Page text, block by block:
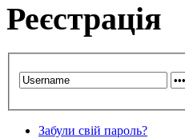
Реєстрація
Забули свій пароль?